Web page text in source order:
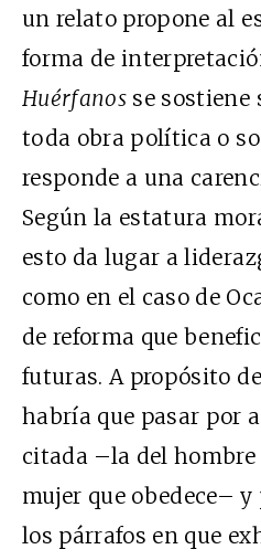
un relato propone al
forma de
Huérfanos se sostiene
toda obra política o
responde a una
Según la estatura
esto da lugar a
como en el caso de
de reforma que
futuras. A propósito
habría que pasar por
citada –la del hombre
mujer que obedece–
los párrafos en que